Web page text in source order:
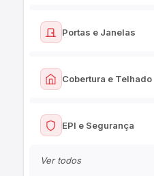
Rolos e Pincéis
Porcelanatos
Pisos e Revestimentos
Ver todos
Assentos Sanitários
Tanques
Acessórios de Banheiro
Portas e Janelas
Ver todos
Janelas e Venezianas
Cobertura e Telhado
Ver todos
EPI e Segurança
Ver todos